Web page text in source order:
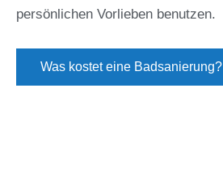
persönlichen Vorlieben benutzen.
Was kostet eine Badsanierung?